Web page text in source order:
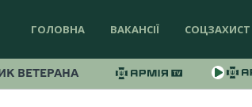
ГОЛОВНА ВАКАНСІЇ СОЦЗАХИСТ
ВЕТЕРАНА